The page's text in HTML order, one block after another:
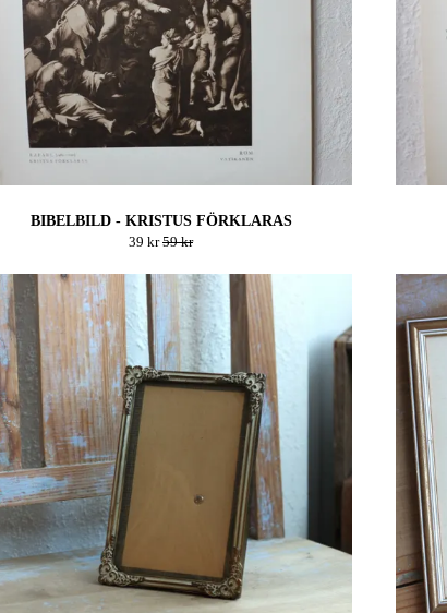
BIBELBILD - KRISTUS FÖRKLARAS
39 kr59 kr